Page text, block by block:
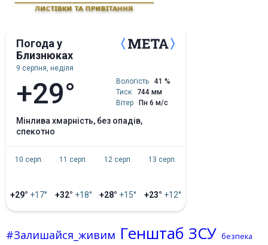
Погода у
Близнюках
9 серпня, неділя
+29° Вологість
41 %
Тиск
744 мм
Вітер
Пн 6 м/с
мінлива хмарність, без опадів,
спекотно
10 серп.
+29° +17°
11 серп.
+32° +18°
12 серп.
+28° +15°
13 серп.
+23° +12°
#Залишайся_живим Генштаб ЗСУ безпека